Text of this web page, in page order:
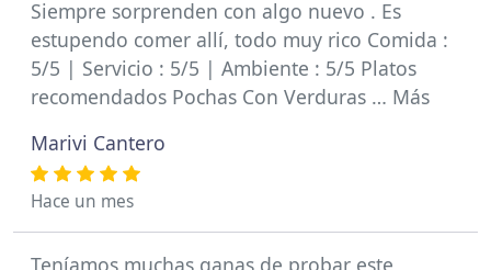
Siempre sorprenden con algo nuevo . Es
estupendo comer allí, todo muy rico Comida :
5/5 | Servicio : 5/5 | Ambiente : 5/5 Platos
recomendados Pochas Con Verduras … Más
Marivi Cantero
Hace un mes
Teníamos muchas ganas de probar este